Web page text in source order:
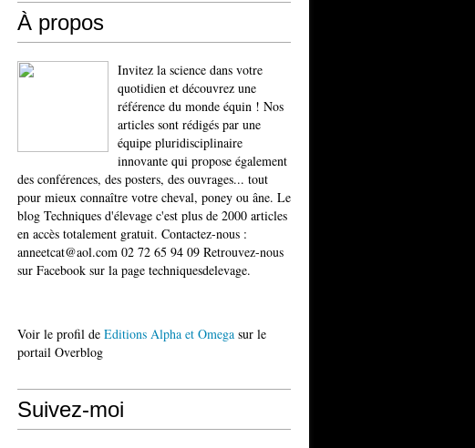
À propos
Invitez la science dans votre
quotidien et découvrez une
référence du monde équin ! Nos
articles sont rédigés par une
équipe pluridisciplinaire
innovante qui propose également
des conférences, des posters, des ouvrages... tout
pour mieux connaître votre cheval, poney ou âne. Le
blog Techniques d'élevage c'est plus de 2000 articles
en accès totalement gratuit. Contactez-nous :
anneetcat@aol.com 02 72 65 94 09 Retrouvez-nous
sur Facebook sur la page techniquesdelevage.
Voir le profil de Editions Alpha et Omega sur le
portail Overblog
Suivez-moi